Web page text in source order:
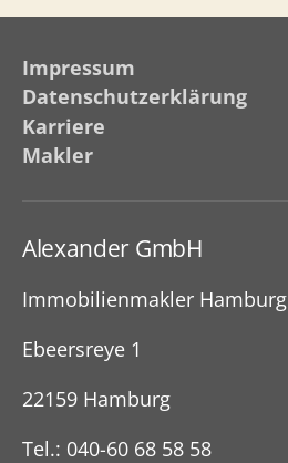
2-
Zimmerwohnung
Impressum
Datenschutzerklärung
Karriere
Makler
Alexander GmbH
Immobilienmakler Hamburg
Ebeersreye 1
22159 Hamburg
Tel.: 040-60 68 58 58